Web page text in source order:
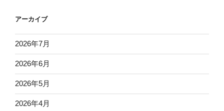
アーカイブ
2026年7月
2026年6月
2026年5月
2026年4月